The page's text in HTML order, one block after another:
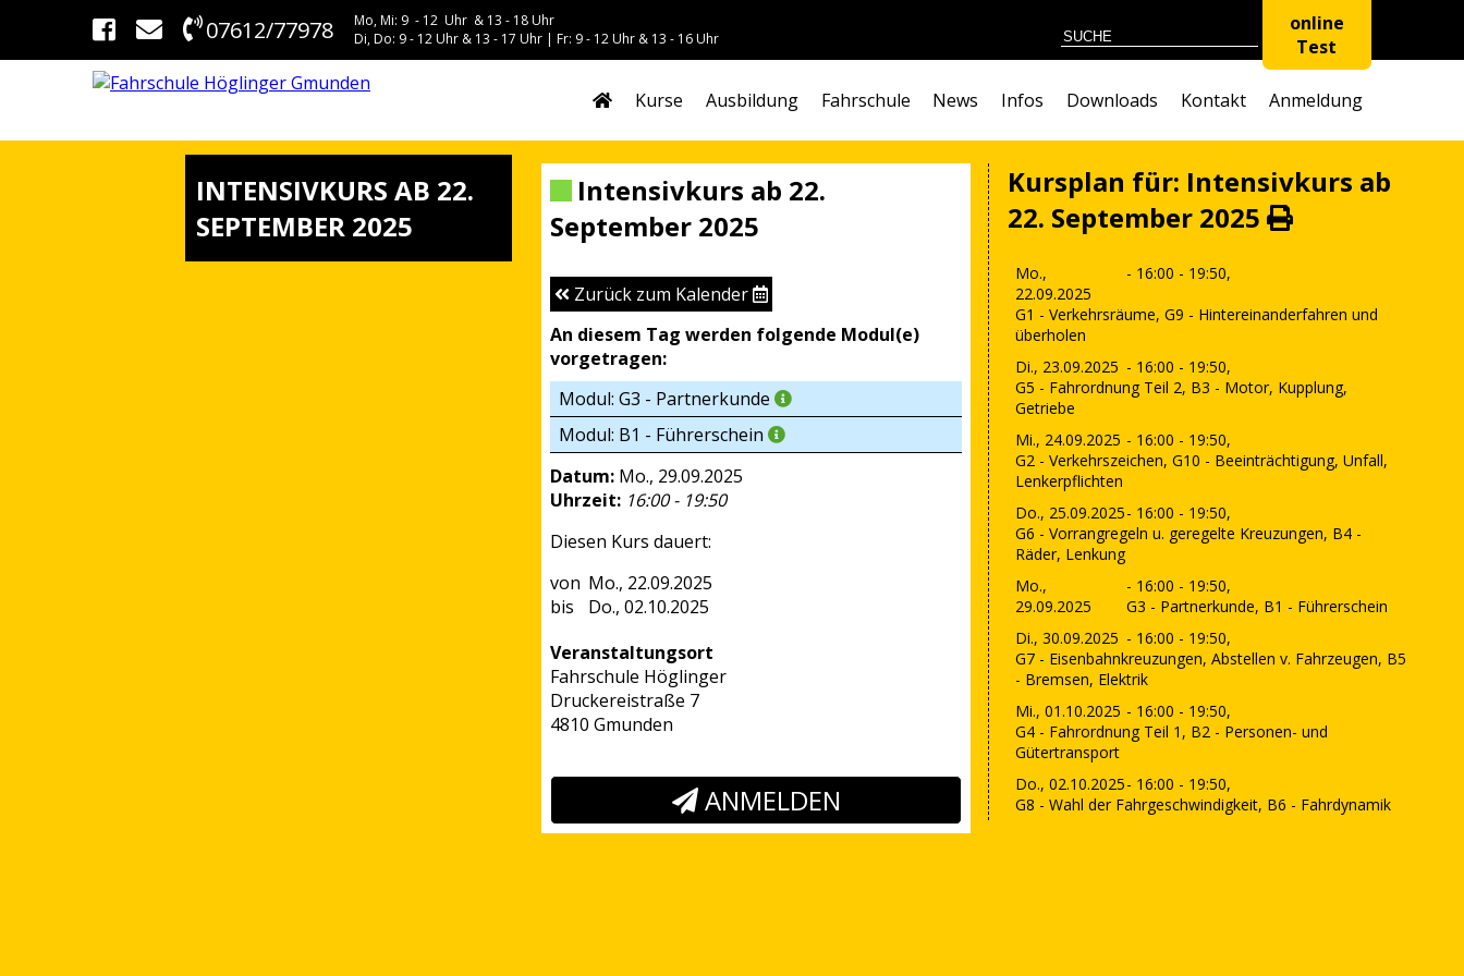
07612/77978
Mo, Mi: 9 - 12 Uhr & 13 - 18 Uhr
Di, Do: 9 - 12 Uhr & 13 - 17 Uhr | Fr: 9 - 12 Uhr & 13 - 16 Uhr
online
Test
Kurse Ausbildung Fahrschule News Infos Downloads Kontakt Anmeldung
INTENSIVKURS AB 22.
SEPTEMBER 2025
Intensivkurs ab 22.
September 2025
Zurück zum Kalender
An diesem Tag werden folgende Modul(e)
vorgetragen:
Modul: G3 - Partnerkunde
Modul: B1 - Führerschein
Datum: Mo., 29.09.2025
Uhrzeit: 16:00 - 19:50
Diesen Kurs dauert:
Mo., 22.09.2025
Do., 02.10.2025
Veranstaltungsort
Fahrschule Höglinger
Druckereistraße 7
4810 Gmunden
ANMELDEN
Kursplan für: Intensivkurs ab
22. September 2025
Mo.,
22.09.2025
- 16:00 - 19:50,
G1 - Verkehrsräume, G9 - Hintereinanderfahren und
überholen
Di., 23.09.2025 - 16:00 - 19:50,
G5 - Fahrordnung Teil 2, B3 - Motor, Kupplung,
Getriebe
Mi., 24.09.2025 - 16:00 - 19:50,
G2 - Verkehrszeichen, G10 - Beeinträchtigung, Unfall,
Lenkerpflichten
Do., 25.09.2025- 16:00 - 19:50,
G6 - Vorrangregeln u. geregelte Kreuzungen, B4 -
Räder, Lenkung
Mo.,
29.09.2025
- 16:00 - 19:50,
G3 - Partnerkunde, B1 - Führerschein
Di., 30.09.2025 - 16:00 - 19:50,
G7 - Eisenbahnkreuzungen, Abstellen v. Fahrzeugen, B5
- Bremsen, Elektrik
Mi., 01.10.2025 - 16:00 - 19:50,
G4 - Fahrordnung Teil 1, B2 - Personen- und
Gütertransport
Do., 02.10.2025- 16:00 - 19:50,
G8 - Wahl der Fahrgeschwindigkeit, B6 - Fahrdynamik